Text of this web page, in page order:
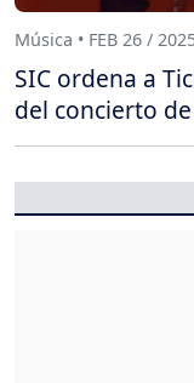
Música • FEB 26 /
SIC ordena a
del concierto